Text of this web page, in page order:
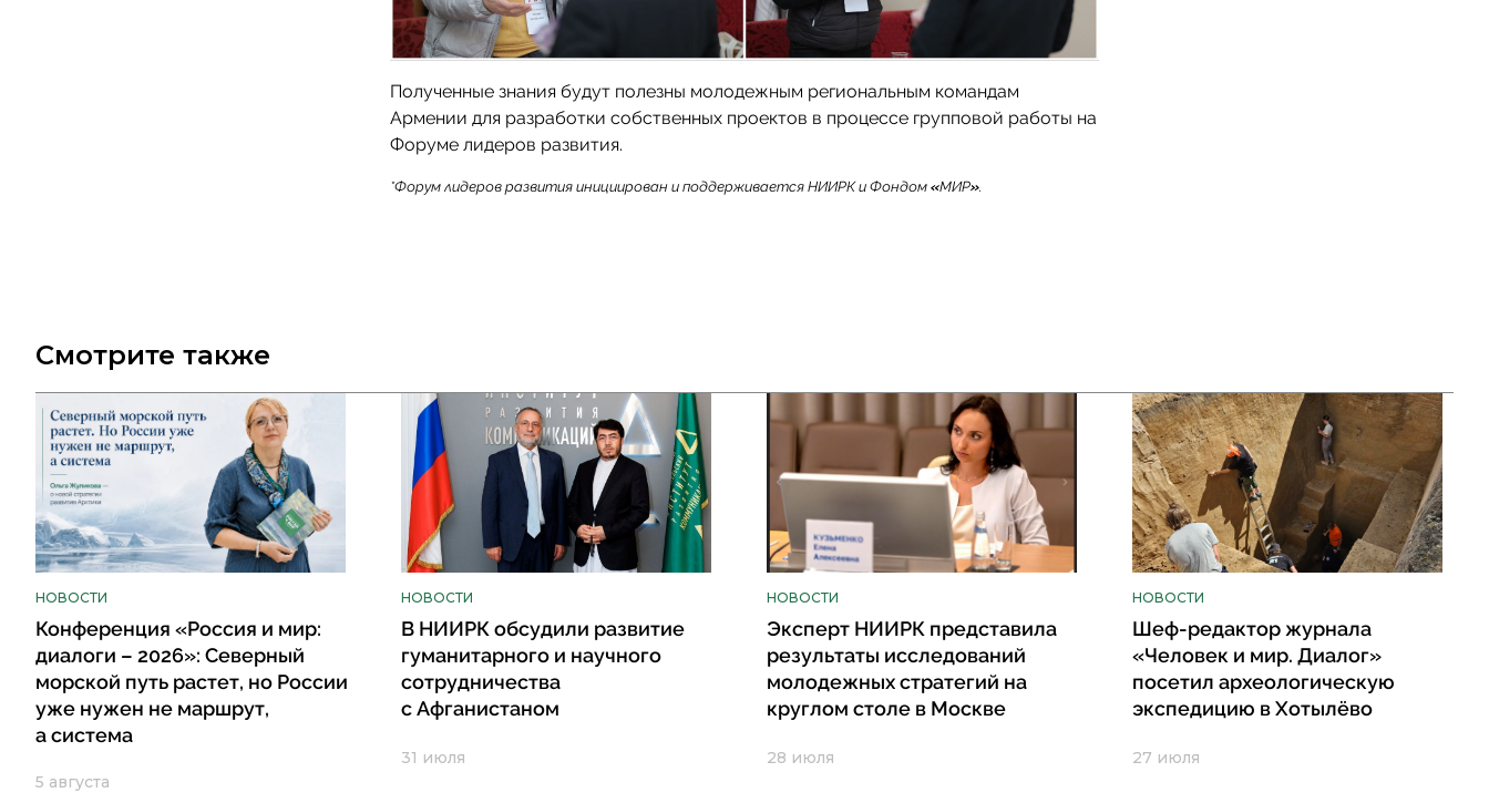
Полученные знания будут полезны молодежным региональным командам
Армении для разработки собственных проектов в процессе групповой работы на
Форуме лидеров развития.
*Форум лидеров развития инициирован и поддерживается НИИРК и Фондом «МИР».
Смотрите также
НОВОСТИ
Конференция «Россия и мир:
диалоги – 2026»: Северный
морской путь растет, но России
уже нужен не маршрут,
а система
5 августа
НОВОСТИ
В НИИРК обсудили развитие
гуманитарного и научного
сотрудничества
с Афганистаном
31 июля
НОВОСТИ
Эксперт НИИРК представила
результаты исследований
молодежных стратегий на
круглом столе в Москве
28 июля
НОВОСТИ
Шеф-редактор журнала
«Человек и мир. Диалог»
посетил археологическую
экспедицию в Хотылёво
27 июля